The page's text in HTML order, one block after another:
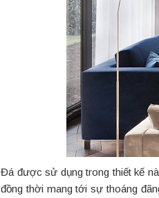
Đá được sử dụng trong thiết kế
đồng thời mang tới sự thoáng